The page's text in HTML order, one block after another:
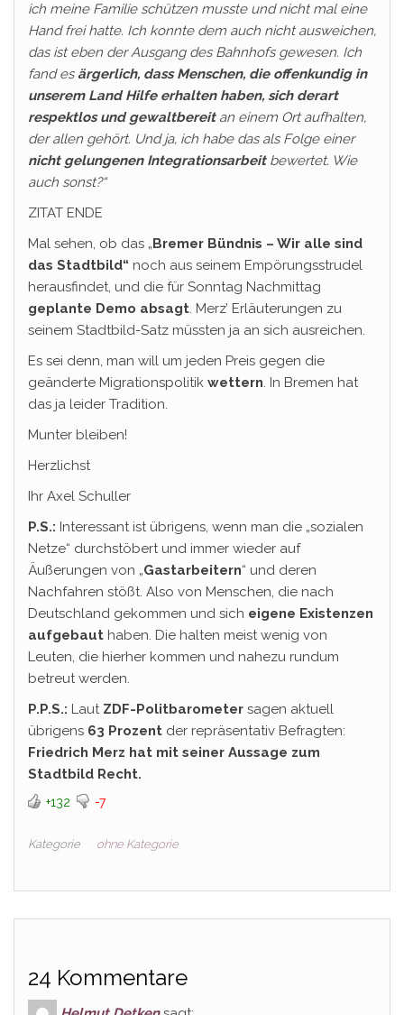
ich meine Familie schützen musste und nicht mal eine
Hand frei hatte. Ich konnte dem auch nicht ausweichen,
das ist eben der Ausgang des Bahnhofs gewesen. Ich
fand es ärgerlich, dass Menschen, die offenkundig in
unserem Land Hilfe erhalten haben, sich derart
respektlos und gewaltbereitan einem Ort aufhalten,
der allen gehört. Und ja, ich habe das als Folge einer
nicht gelungenen Integrationsarbeit bewertet. Wie
auch sonst?“
ZITAT ENDE
Mal sehen, ob das „Bremer Bündnis – Wir alle sind
das Stadtbild“ noch aus seinem Empörungsstrudel
herausfindet, und die für Sonntag Nachmittag
geplante Demo absagt. Merz’ Erläuterungen zu
seinem Stadtbild-Satz müssten ja an sich ausreichen.
Es sei denn, man will um jeden Preis gegen die
geänderte Migrationspolitik wettern. In Bremen hat
das ja leider Tradition.
Munter bleiben!
Herzlichst
Ihr Axel Schuller
P.S.: Interessant ist übrigens, wenn man die „sozialen
Netze“ durchstöbert und immer wieder auf
Äußerungen von „Gastarbeitern“ und deren
Nachfahren stößt. Also von Menschen, die nach
Deutschland gekommen und sich eigene Existenzen
aufgebaut haben. Die halten meist wenig von
Leuten, die hierher kommen und nahezu rundum
betreut werden.
P.P.S.: Laut ZDF-Politbarometer sagen aktuell
übrigens 63 Prozent der repräsentativ Befragten:
Friedrich Merz hat mit seiner Aussage zum
Stadtbild Recht.
+132 -7
Kategorie ohne Kategorie
24 Kommentare